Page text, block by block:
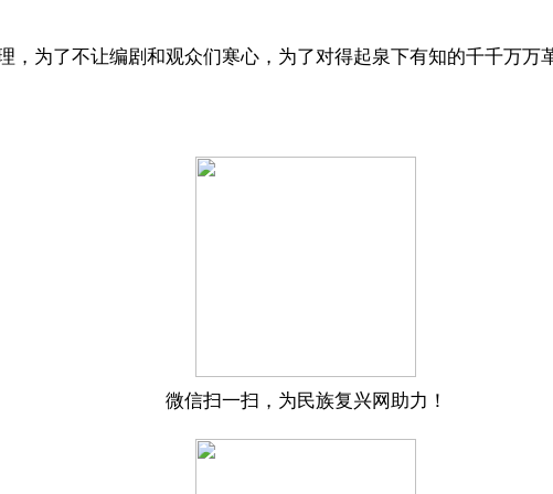
为了不让编剧和观众们寒心，为了对得起泉下有知的千千万万革
微信扫一扫，为民族复兴网助力！